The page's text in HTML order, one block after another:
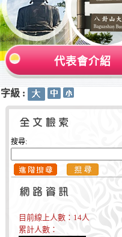
代表會介紹
字級 :
搜尋:
目前線上人數： 14人
累計人數：